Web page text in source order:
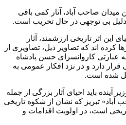
میدان صاحب آباد، آثار کمی باقی
دلیل بی توجهی در حال تخریب است.
این اثر تاریخی ارزشمند، آثار
کرده اند که تصاویر ذیل، تصاویری از
عبارتی کاروانسرای حسن پادشاه
دارد و در نزد افکار عمومی به
شده است.
آینده باید احیای آثار بزرگی از جمله
تبریز که نشان از شکوه تاریخی
است، در اولویت اقدامات و